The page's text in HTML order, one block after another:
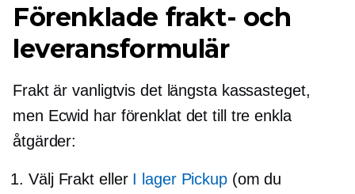
Förenklade frakt- och
leveransformulär
Frakt är vanligtvis det längsta kassasteget,
men Ecwid har förenklat det till tre enkla
åtgärder:
Välj Frakt eller I lagerPickup(om du